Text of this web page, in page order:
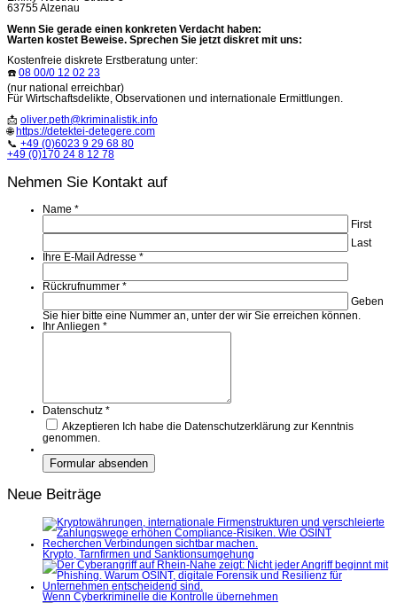
63755 Alzenau
Wenn Sie gerade einen konkreten Verdacht haben:
Warten kostet Beweise. Sprechen Sie jetzt diskret mit uns:
Kostenfreie diskrete Erstberatung unter:
☎️ 08 00/0 12 02 23
(nur national erreichbar)
Für Wirtschaftsdelikte, Observationen und internationale Ermittlungen.
📩 oliver.peth@kriminalistik.info
🌐 https://detektei-detegere.com
📞 +49 (0)6023 9 29 68 80
+49 (0)170 24 8 12 78
Nehmen Sie Kontakt auf
Name *
First
Last
Ihre E-Mail Adresse *
Rückrufnummer *
Geben
Sie hier bitte eine Nummer an, unter der wir Sie erreichen können.
Ihr Anliegen *
Datenschutz *
Akzeptieren Ich habe die Datenschutzerklärung zur Kenntnis
genommen.
Neue Beiträge
Krypto, Tarnfirmen und Sanktionsumgehung
Wenn Cyberkriminelle die Kontrolle übernehmen